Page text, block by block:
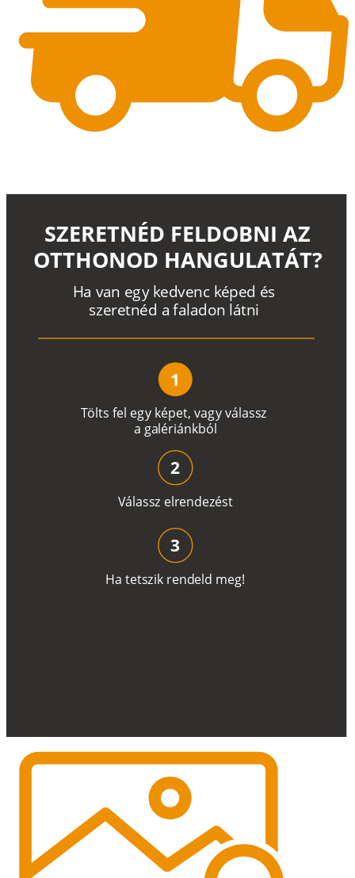
Tölts fel egy képet, vagyválassz
a galériánkból
Ha van egy kedvenc képed és
szeretnéd a faladon látni
SZERETNÉD FELDOBNI AZ
OTTHONOD HANGULATÁT?
1
Válassz elrendezést
2
Ha tetszik rendeld meg!
3